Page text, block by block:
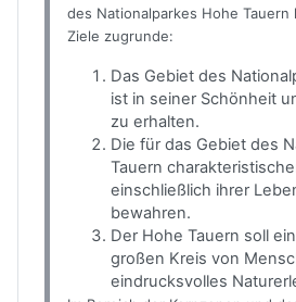
des Nationalparkes Hohe
Ziele zugrunde:
Das Gebiet des
ist in seiner Schönheit
zu erhalten.
Die für das Gebiet des
Tauern
einschließlich ihrer
bewahren.
Der Hohe Tauern soll
großen Kreis von
eindrucksvolles